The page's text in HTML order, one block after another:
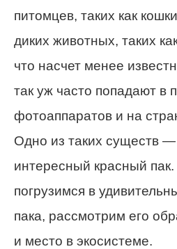
питомцев, таких как
диких животных, таких
что насчет менее
так уж часто попадают в
фотоаппаратов и на
Одно из таких существ
интересный красный
погрузимся в
пака, рассмотрим его
и место в экосистеме.